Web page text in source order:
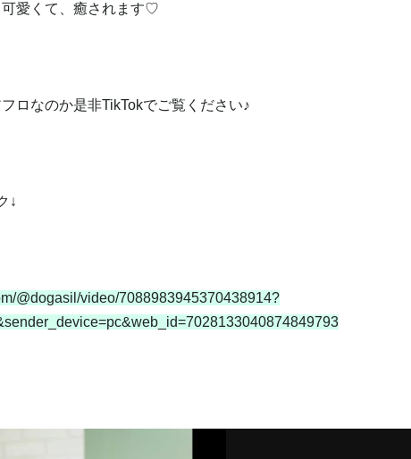
愛くて、癒されます♡
ロなのか是非TikTokでご覧ください♪
↓
@dogasil/video/7088983945370438914?